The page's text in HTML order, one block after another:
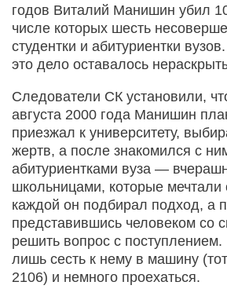
годов Виталий Манишин убил
числе которых шесть
студентки и абитуриентки
это дело оставалось
Следователи СК установили,
августа 2000 года Манишин
приезжал к университету,
жертв, а после знакомился с
абитуриентками вуза —
школьницами, которые мечтали
каждой он подбирал подход, а
представившись человеком со
решить вопрос с
лишь сесть к нему в машину
2106) и немного проехаться.